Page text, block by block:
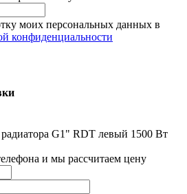
моих персональных данных в
конфиденциальности
G1" RDT левый 1500 Вт
и мы рассчитаем цену